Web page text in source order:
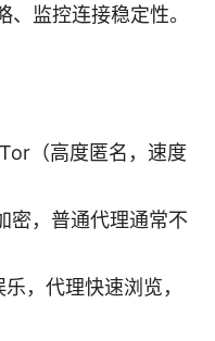
监控连接稳定性。
（高度匿名，速度
密，普通代理通常不
，代理快速浏览，